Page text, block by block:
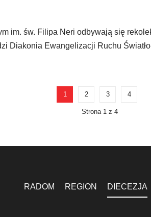
im. św. Filipa Neri odbywają się
Diakonia Ewangelizacji Ruchu
1 2 3 4
Strona 1 z 4
RADOM REGION DIECEZJA